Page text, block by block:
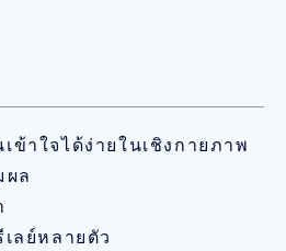
ข้าใจได้ง่ายในเชิงกายภาพ
ล
ลย์หลายตัว